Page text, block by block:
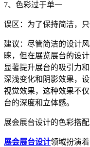
7、色彩过于单一
误区：为了保持简洁，
建议：尽管简洁的设计
睐，但在展览展台的设
显著提升展台的吸引力
深浅变化和阴影效果，
视觉效果，这种效果不
台的深度和立体感。
展会展台设计的色彩搭
展会展台设计领域扮演